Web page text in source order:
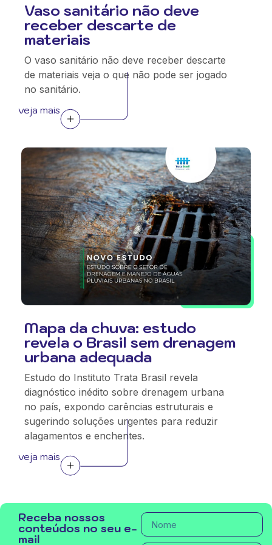
Vaso sanitário não deve
receber descarte de
materiais
O vaso sanitário não deve receber descarte
de materiais veja o que não pode ser jogado
no sanitário.
veja mais
Mapa da chuva: estudo
revela o Brasil sem drenagem
urbana adequada
Estudo do Instituto Trata Brasil revela
diagnóstico inédito sobre drenagem urbana
no país, expondo carências estruturais e
sugerindo soluções urgentes para reduzir
alagamentos e enchentes.
veja mais
Receba nossos
conteúdos no seu e-
mail